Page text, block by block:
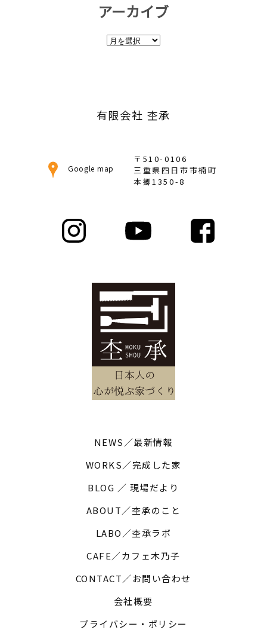
アーカイブ
ア
有限会社 杢承
Google map
〒510-0106
三重県四日市市楠町
本郷1350-8
NEWS／最新情報
WORKS／完成した家
BLOG ／ 現場だより
ABOUT／杢承のこと
LABO／杢承ラボ
CAFE／カフェ木乃子
CONTACT／お問い合わせ
会社概要
プライバシー・ポリシー